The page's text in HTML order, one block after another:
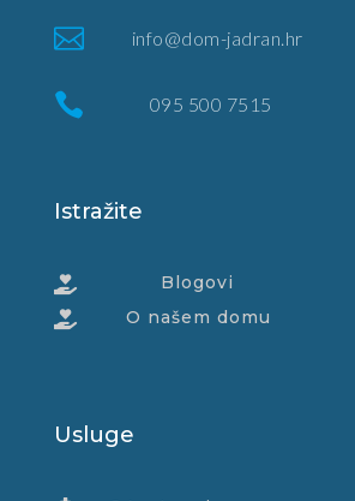
 info@dom-jadran.hr
 095 500 7515
Istražite
 Blogovi
 O našem domu
Usluge